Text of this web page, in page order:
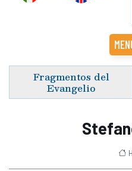
Fragmentos del
Evangelio